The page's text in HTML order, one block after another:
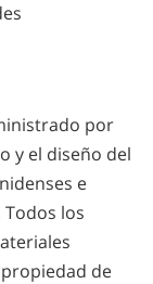
por
y el diseño del
e
los
de